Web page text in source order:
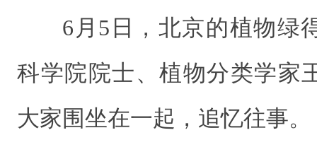
6月5日，北京的植物绿
科学院院士、植物分类学家
大家围坐在一起，追忆往事。